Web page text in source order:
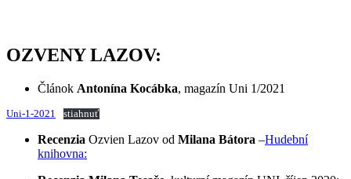
OZVENY LAZOV:
Článok Antonína Kocábka, magazín Uni 1/2021
Uni-1-2021 stiahnuť
Recenzia Ozvien Lazov od Milana Bátora –Hudební
knihovna: